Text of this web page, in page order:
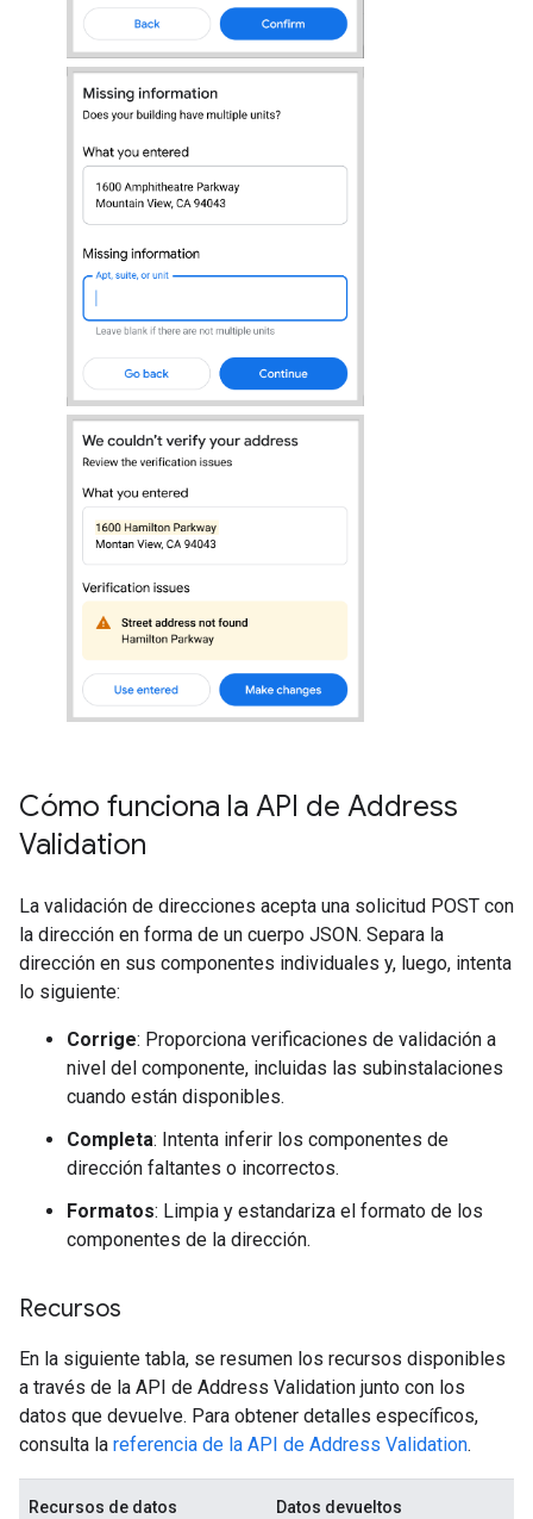
Cómo funciona la API de Address
Validation
La validación de direcciones acepta una solicitud POST con
la dirección en forma de un cuerpo JSON. Separa la
dirección en sus componentes individuales y, luego, intenta
lo siguiente:
Corrige: Proporciona verificaciones de validación a
nivel del componente, incluidas las subinstalaciones
cuando están disponibles.
Completa: Intenta inferir los componentes de
dirección faltantes o incorrectos.
Formatos: Limpia y estandariza el formato de los
componentes de la dirección.
Recursos
En la siguiente tabla, se resumen los recursos disponibles
a través de la API de Address Validation junto con los
datos que devuelve. Para obtener detalles específicos,
consulta la referencia de la API de Address Validation.
Recursos de datos Datos devueltos